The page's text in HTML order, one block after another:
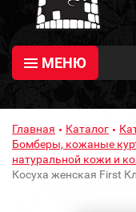
МЕНЮ
Главная Каталог
Бомберы, кожаные
натуральной кожи и
Косуха женская First